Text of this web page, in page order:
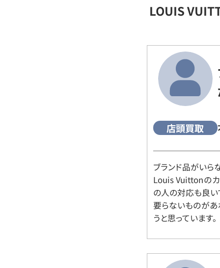
LOUIS
店頭買取
ブランド品がいら
Louis Vuittonの
の人の対応も良い
要らないものがあ
うと思っています。